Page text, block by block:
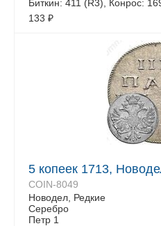
Биткин: 411 (R3), Конрос:
133 ₽
5 копеек 1713,
COIN-8049
Новодел, Редкие
Серебро
Петр 1